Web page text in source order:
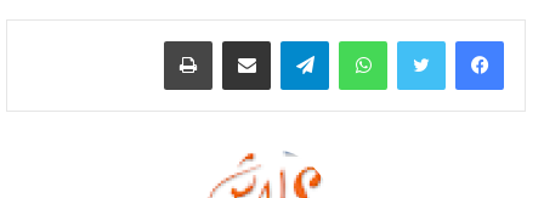
وان ثبت الامر فان ما قام به الرئيس يستوجب عليه تقديم
استقالته في الحين٫ للاسباب التالية:
واتساب تيلقرام مشاركة عبر البريد طباعة